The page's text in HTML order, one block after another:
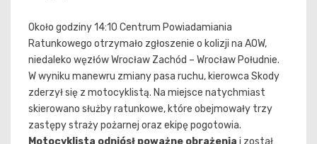
Około godziny 14:10 Centrum Powiadamiania
Ratunkowego otrzymało zgłoszenie o kolizji na AOW,
niedaleko węzłów Wrocław Zachód – Wrocław Południe.
W wyniku manewru zmiany pasa ruchu, kierowca Skody
zderzył się z motocyklistą. Na miejsce natychmiast
skierowano służby ratunkowe, które obejmowały trzy
zastępy straży pożarnej oraz ekipę pogotowia.